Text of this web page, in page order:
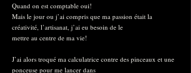
Quand on est comptable oui!
Mais le jour ou j’ai compris que ma passion était la
créativité, l’artisanat, j’ai eu besoin de le
mettre au centre de ma vie!
J’ai alors troqué ma calculatrice contre des pinceaux et une
ponceuse pour me lancer dans